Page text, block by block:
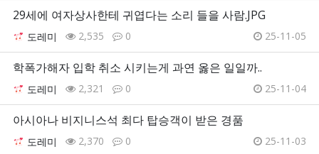
29세에 여자상사한테 귀엽다는 소리 들을 사람.JPG
도레미 2,535 0 25-11-05
학폭가해자 입학 취소 시키는게 과연 옳은 일일까..
도레미 2,321 0 25-11-04
아시아나 비지니스석 최다 탑승객이 받은 경품
도레미 2,370 0 25-11-03